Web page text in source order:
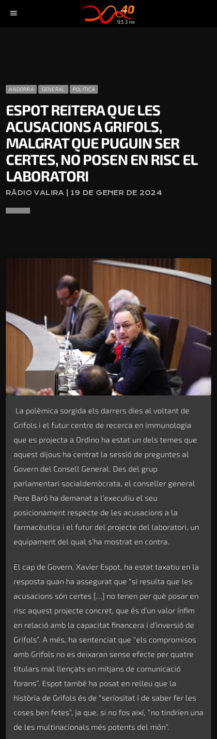
menu
ANDORRA GENERAL POLÍTICA
ESPOT REITERA QUE LES
ACUSACIONS A GRIFOLS,
MALGRAT QUE PUGUIN SER
CERTES, NO POSEN EN RISC EL
LABORATORI
RÀDIO VALIRA | 19 DE GENER DE 2024
La polèmica sorgida els darrers dies al voltant de
Grifols i el futur centre de recerca en immunologia
que es projecta a Ordino ha estat un dels temes que
aquest dijous ha centrat la sessió de preguntes al
Govern del Consell General. Des del grup
parlamentari socialdemòcrata, el conseller general
Pere Baró ha demanat a l’executiu el seu
posicionament respecte de les acusacions a la
farmacèutica i el futur del projecte del laboratori, un
equipament del qual s’ha mostrat en contra.
El cap de Govern, Xavier Espot, ha estat taxatiu en la
resposta quan ha assegurat que “si resulta que les
acusacions són certes […] no tenen per què posar en
risc aquest projecte concret, que és d’un valor ínfim
en relació amb la capacitat financera i d’inversió de
Grifols”. A més, ha sentenciat que “els compromisos
amb Grifols no es deixaran sense efecte per quatre
titulars mal llençats en mitjans de comunicació
forans”. Espot també ha posat en relleu que la
història de Grifols és de “seriositat i de saber fer les
coses ben fetes”, ja que, si no fos així, “no tindrien una
de les multinacionals més potents del món”.